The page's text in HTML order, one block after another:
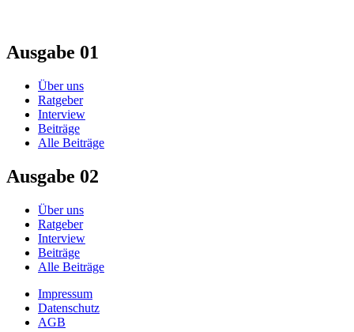
Ausgabe 01
Über uns
Ratgeber
Interview
Beiträge
Alle Beiträge
Ausgabe 02
Über uns
Ratgeber
Interview
Beiträge
Alle Beiträge
Impressum
Datenschutz
AGB